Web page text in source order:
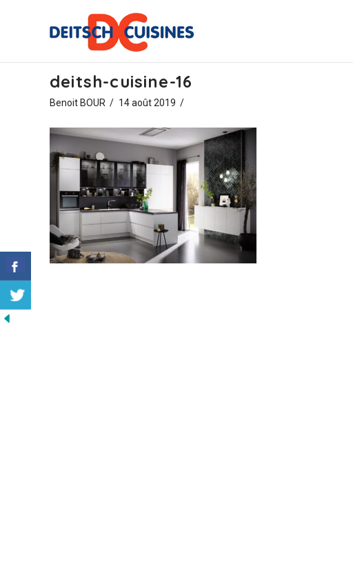
deitsh-cuisine-16
Benoit BOUR 14 août 2019